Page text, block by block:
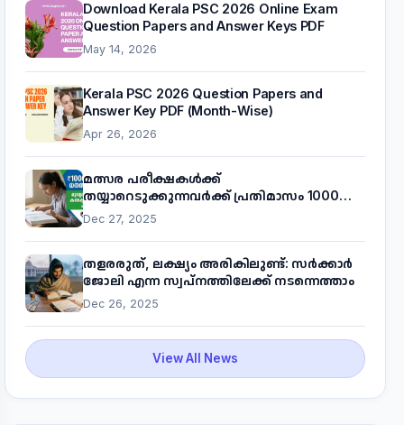
Download Kerala PSC 2026 Online Exam
Question Papers and Answer Keys PDF
May 14, 2026
Kerala PSC 2026 Question Papers and
Answer Key PDF (Month-Wise)
Apr 26, 2026
മത്സര പരീക്ഷകൾക്ക്
തയ്യാറെടുക്കുന്നവർക്ക് പ്രതിമാസം 1000
രൂപ! മുഖ്യമന്ത്രിയുടെ 'കണക്ട് ടു വർക്ക്'
പദ്ധതിയെക്കുറിച്ച് അറിയാം
Dec 27, 2025
തളരരുത്, ലക്ഷ്യം അരികിലുണ്ട്: സർക്കാർ
ജോലി എന്ന സ്വപ്നത്തിലേക്ക് നടന്നെത്താം
Dec 26, 2025
View All News